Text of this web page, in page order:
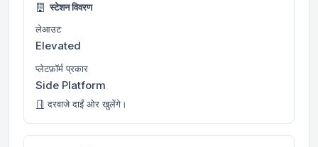
स्टेशन विवरण
लेआउट
Elevated
प्लेटफ़ॉर्म प्रकार
Side Platform
दरवाजे दाईं ओर खुलेंगे।